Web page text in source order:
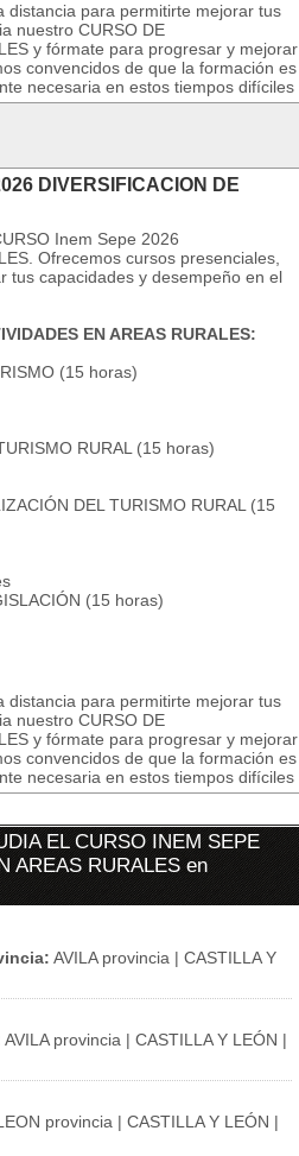
distancia para permitirte mejorar tus
nuestro CURSO DE
y fórmate para progresar y mejorar
convencidos de que la formación es
necesaria en estos tiempos difíciles
DIVERSIFICACION DE
Inem Sepe 2026
Ofrecemos cursos presenciales,
tus capacidades y desempeño en el
EN AREAS RURALES:
(15 horas)
RURAL (15 horas)
DEL TURISMO RURAL (15
(15 horas)
distancia para permitirte mejorar tus
nuestro CURSO DE
y fórmate para progresar y mejorar
convencidos de que la formación es
necesaria en estos tiempos difíciles
EL CURSO INEM SEPE
AREAS RURALES en
AVILA provincia | CASTILLA Y
AVILA provincia | CASTILLA Y LEÓN |
provincia | CASTILLA Y LEÓN |